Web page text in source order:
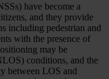
have become a
and they provide
including pedestrian and
with the presence of
may be
conditions, and the
between LOS and